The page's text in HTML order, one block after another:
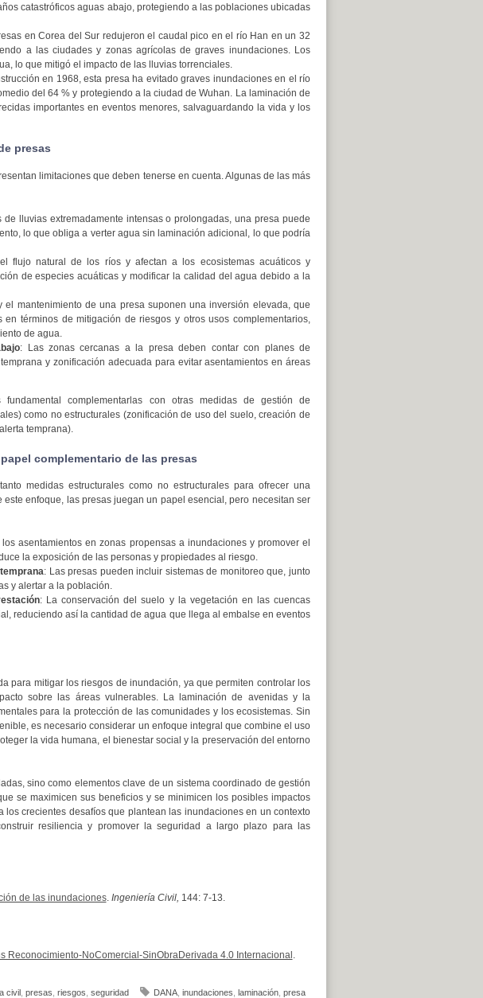
catastróficos aguas abajo, protegiendo a las poblaciones ubicadas
en Corea del Sur redujeron el caudal pico en el río Han en un 32
a las ciudades y zonas agrícolas de graves inundaciones. Los
lo que mitigó el impacto de las lluvias torrenciales.
en 1968, esta presa ha evitado graves inundaciones en el río
del 64 % y protegiendo a la ciudad de Wuhan. La laminación de
importantes en eventos menores, salvaguardando la vida y los
presas
limitaciones que deben tenerse en cuenta. Algunas de las más
de lluvias extremadamente intensas o prolongadas, una presa puede
lo que obliga a verter agua sin laminación adicional, lo que podría
flujo natural de los ríos y afectan a los ecosistemas acuáticos y
de especies acuáticas y modificar la calidad del agua debido a la
el mantenimiento de una presa suponen una inversión elevada, que
términos de mitigación de riesgos y otros usos complementarios,
de agua.
: Las zonas cercanas a la presa deben contar con planes de
y zonificación adecuada para evitar asentamientos en áreas
complementarlas con otras medidas de gestión de
como no estructurales (zonificación de uso del suelo, creación de
temprana).
complementario de las presas
medidas estructurales como no estructurales para ofrecer una
enfoque, las presas juegan un papel esencial, pero necesitan ser
asentamientos en zonas propensas a inundaciones y promover el
la exposición de las personas y propiedades al riesgo.
: Las presas pueden incluir sistemas de monitoreo que, junto
y alertar a la población.
: La conservación del suelo y la vegetación en las cuencas
reduciendo así la cantidad de agua que llega al embalse en eventos
para mitigar los riesgos de inundación, ya que permiten controlar los
sobre las áreas vulnerables. La laminación de avenidas y la
para la protección de las comunidades y los ecosistemas. Sin
es necesario considerar un enfoque integral que combine el uso
la vida humana, el bienestar social y la preservación del entorno
sino como elementos clave de un sistema coordinado de gestión
se maximicen sus beneficios y se minimicen los posibles impactos
los crecientes desafíos que plantean las inundaciones en un contexto
resiliencia y promover la seguridad a largo plazo para las
de las inundaciones. Ingeniería Civil, 144: 7-13.
Reconocimiento-NoComercial-SinObraDerivada 4.0 Internacional .
civil presas riesgos seguridad DANA, inundaciones laminación, presa